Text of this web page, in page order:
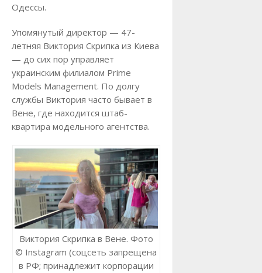
Одессы.
Упомянутый директор — 47-
летняя Виктория Скрипка из Киева
— до сих пор управляет
украинским филиалом Prime
Models Management. По долгу
службы Виктория часто бывает в
Вене, где находится штаб-
квартира модельного агентства.
Виктория Скрипка в Вене. Фото
© Instagram (соцсеть запрещена
в РФ; принадлежит корпорации